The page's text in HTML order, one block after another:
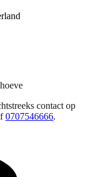
contact op
0707546666.